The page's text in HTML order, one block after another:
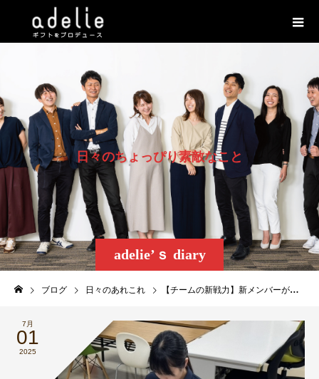
adelie’ｓ diary
日 々のちょ っぴり素敵なこ と
ブログ 日々のあれこれ 【チームの新戦力】新メンバーが加わりました。
7月
01
2025